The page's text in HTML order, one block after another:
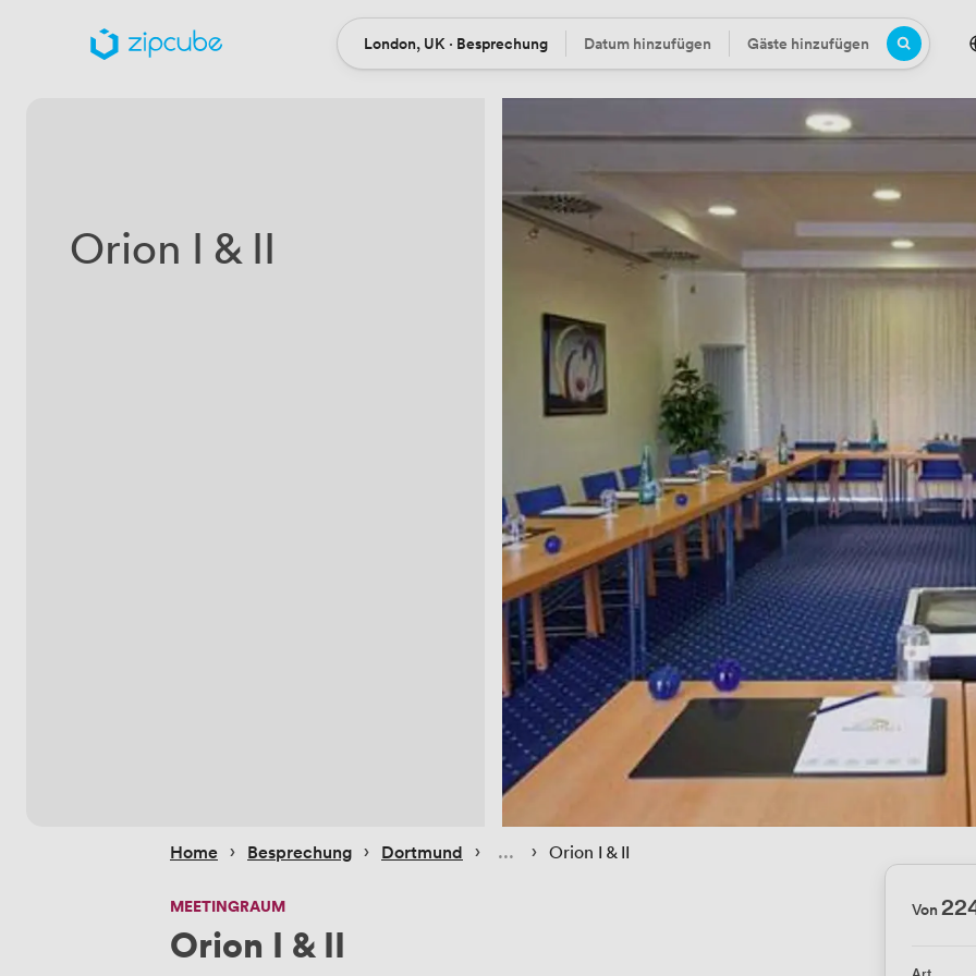
OrtLondon, UK · Besprechung Datum
Datum hinzufügen Gäste
Gäste hinzufügen
Orion I & II
Home › Besprechung › Dortmund › › Orion I & II
MEETINGRAUM
Orion I & II
Von